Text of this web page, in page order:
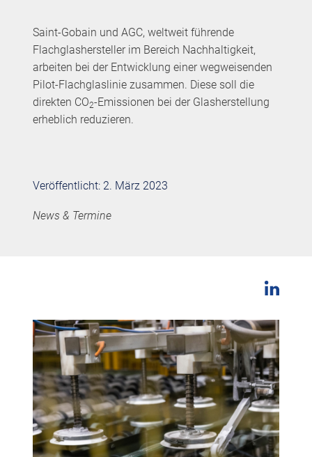
Saint-Gobain und AGC, weltweit führende
Flachglashersteller im Bereich Nachhaltigkeit,
arbeiten bei der Entwicklung einer wegweisenden
Pilot-Flachglaslinie zusammen. Diese soll die
direkten CO2-Emissionen bei der Glasherstellung
erheblich reduzieren.
Veröffentlicht: 2. März 2023
News & Termine